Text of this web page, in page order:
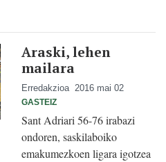
Araski, lehen
mailara
Erredakzioa 2016 mai 02
GASTEIZ
Sant Adriari 56-76 irabazi
ondoren, saskilaboiko
emakumezkoen ligara igotzea